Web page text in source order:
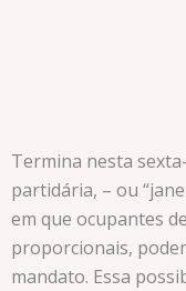
Termina nesta
partidária, – ou
em que ocupantes
proporcionais,
mandato. Essa